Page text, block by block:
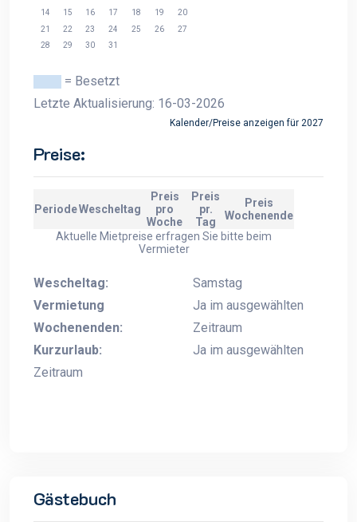
14
15 16 17 18 19
20
21
22 23 24 25 26
27
28
29 30 31
= Besetzt
Letzte Aktualisierung: 16-03-2026
Kalender/Preise anzeigen für 2027
Preise:
PeriodeWescheltag
Preis
pro
Woche
Preis
pr.
Tag
Preis
Wochenende
Aktuelle Mietpreise erfragen Sie bitte beim
Vermieter
Wescheltag:
Samstag
Vermietung
Wochenenden:
Ja im ausgewählten
Zeitraum
Kurzurlaub:
Ja im ausgewählten
Zeitraum
Gästebuch